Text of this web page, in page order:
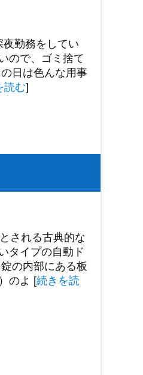
勤務をしてい
ので、ゴミ捨て
日は色んな用事
読む]
される古典的な
タイプの自動ド
の内部にある板
のよ [続きを読